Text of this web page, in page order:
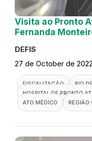
Visita ao Pronto
Fernanda
DEFIS
27 de October de 2022
FISCALIZAÇÃO
RIO
HOSPITAL DE PRONTO
ATO MÉDICO
REGIÃO